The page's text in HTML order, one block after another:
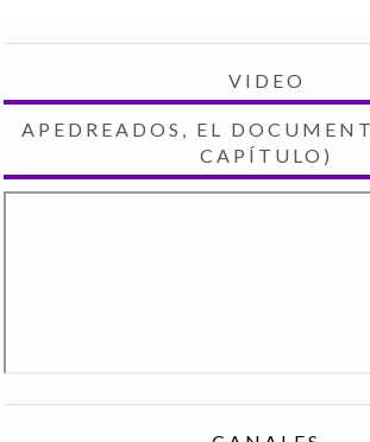
VIDEO
APEDREADOS, EL
CAPÍTULO)